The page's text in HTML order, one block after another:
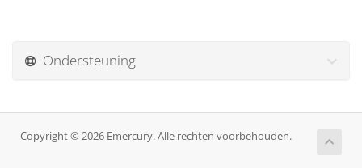
Ondersteuning
Copyright © 2026 Emercury. Alle rechten voorbehouden.